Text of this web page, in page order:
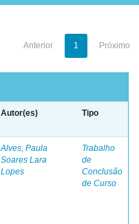
Anterior 1 Próximo
Autor(es) Tipo
Alves, Paula
Soares Lara
Lopes
Trabalho
de
Conclusão
de Curso